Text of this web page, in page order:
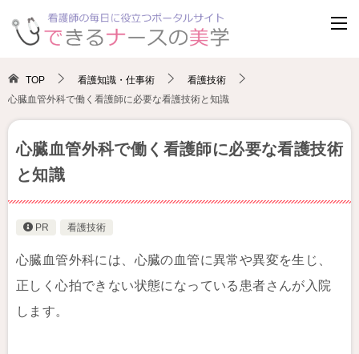
TOP 看護知識・仕事術
看護技術
心臓血管外科で働く看護師に必要な看護技術と知識
心臓血管外科で働く看護師に必要な看護技術
と知識
PR 看護技術
心臓血管外科には、心臓の血管に異常や異変を生じ、
正しく心拍できない状態になっている患者さんが入院
します。